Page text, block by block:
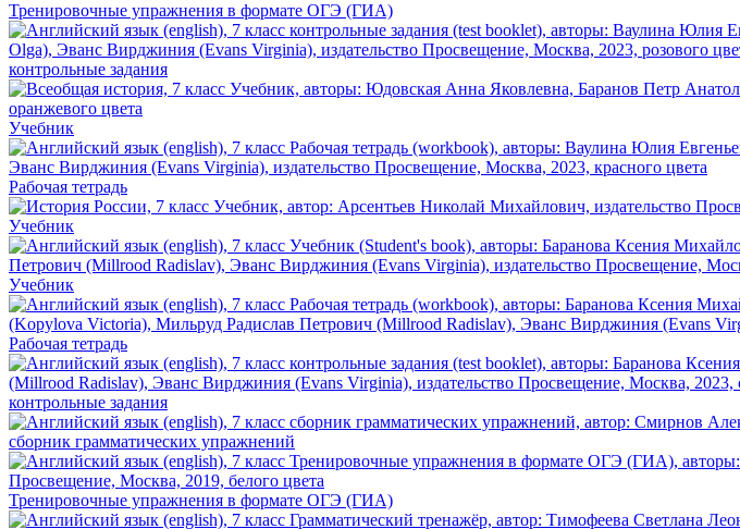
Тренировочные упражнения в формате ОГЭ (ГИА)
контрольные задания
Учебник
Рабочая тетрадь
Учебник
Учебник
Рабочая тетрадь
контрольные задания
сборник грамматических упражнений
Тренировочные упражнения в формате ОГЭ (ГИА)